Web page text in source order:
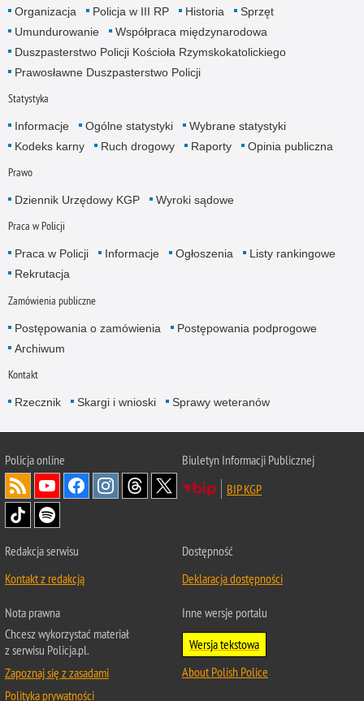
Organizacja
Policja w III RP Historia
Sprzęt
Umundurowanie
Współpraca międzynarodowa
Duszpasterstwo Policji Kościoła Rzymskokatolickiego
Prawosławne Duszpasterstwo Policji
Statystyka
Informacje Ogólne statystyki
Wybrane statystyki
Kodeks karny
Ruch drogowy Raporty Opinia publiczna
Prawo
Dziennik Urzędowy KGP Wyroki sądowe
Praca w Policji
Praca w Policji Informacje Ogłoszenia
Listy rankingowe
Rekrutacja
Zamówienia publiczne
Postępowania o zamówienia
Postępowania podprogowe
Archiwum
Kontakt
Rzecznik Skargi i wnioski Sprawy weteranów
Policjaonline
Biuletyn Informacji Publicznej
BIP KGP
Redakcja serwisu
Kontakt z redakcją
Dostępność
Deklaracja dostępności
Nota prawna
Chcesz wykorzystać materiał
z serwisu Policja.pl.
Zapoznaj się z zasadami
Polityka prywatności
Inne wersje portalu
Wersja tekstowa
About Polish Police